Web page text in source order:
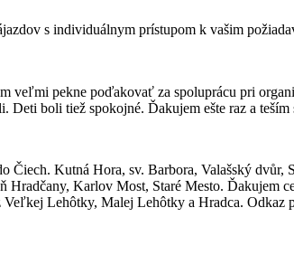
s individuálnym prístupom k vašim
veľmi pekne poďakovať za spoluprácu pri
Deti boli tiež spokojné. Ďakujem ešte raz a
Čiech. Kutná Hora, sv. Barbora, Valašský
Hradčany, Karlov Most, Staré Mesto. Ďakujem
Veľkej Lehôtky, Malej Lehôtky a Hradca.